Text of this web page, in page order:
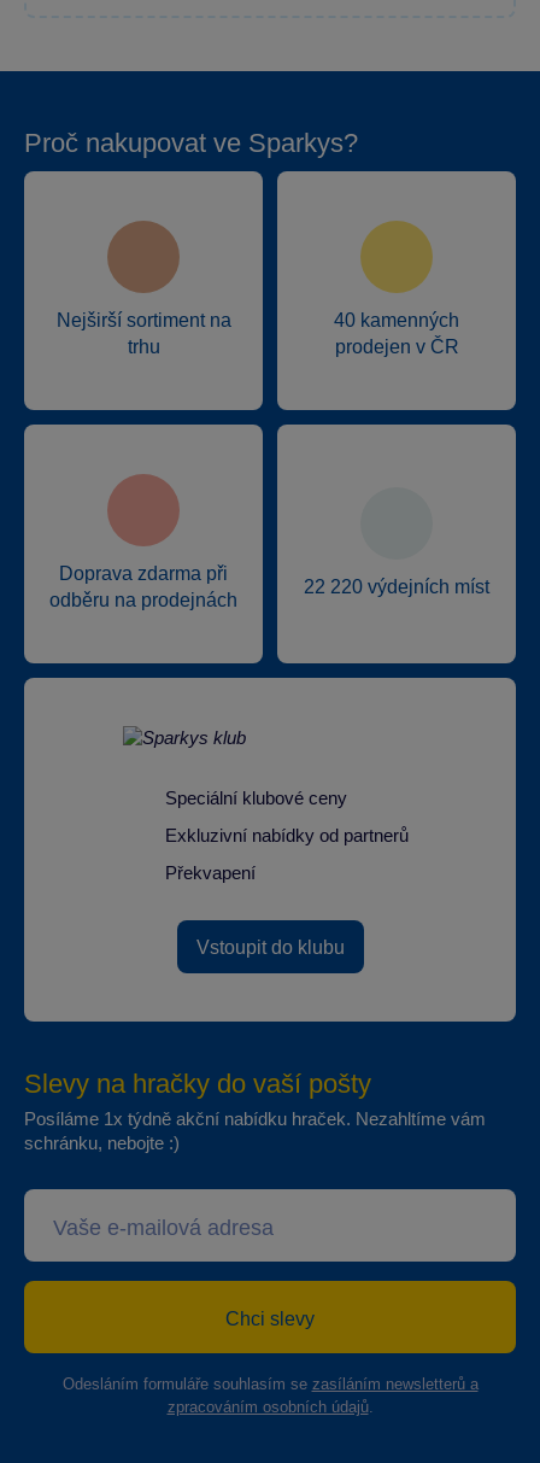
Proč nakupovat ve Sparkys?
Nejširší sortiment na
trhu
40 kamenných
prodejen v ČR
Doprava zdarma při
odběru na prodejnách
22 220 výdejních míst
Speciální klubové ceny
Exkluzivní nabídky od partnerů
Překvapení
Vstoupit do klubu
Slevy na hračky do vaší pošty
Posíláme 1x týdně akční nabídku hraček. Nezahltíme vám
schránku, nebojte :)
Chci slevy
Odesláním formuláře souhlasím se zasíláním newsletterů a
zpracováním osobních údajů.